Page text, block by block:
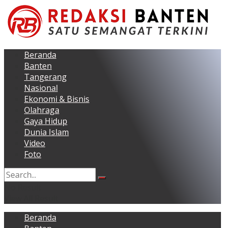
Beranda
Banten
Tangerang
Nasional
Ekonomi & Bisnis
Olahraga
Gaya Hidup
Dunia Islam
Video
Foto
Beranda